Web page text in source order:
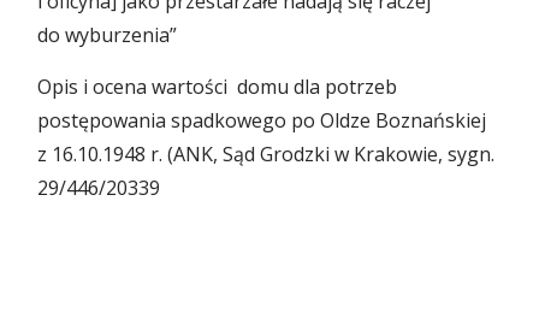
do wyburzenia”
Opis i ocena wartości domu dla potrzeb
postępowania spadkowego po Oldze Boznańskiej
z 16.10.1948 r. (ANK, Sąd Grodzki w Krakowie, sygn.
29/446/20339